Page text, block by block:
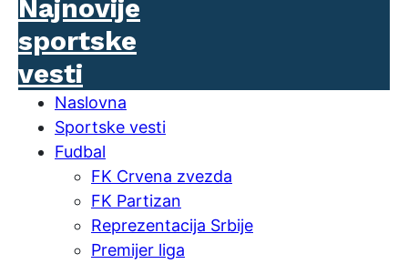
Naslovna
Sportske vesti
Fudbal
FK Crvena zvezda
FK Partizan
Reprezentacija Srbije
Premijer liga